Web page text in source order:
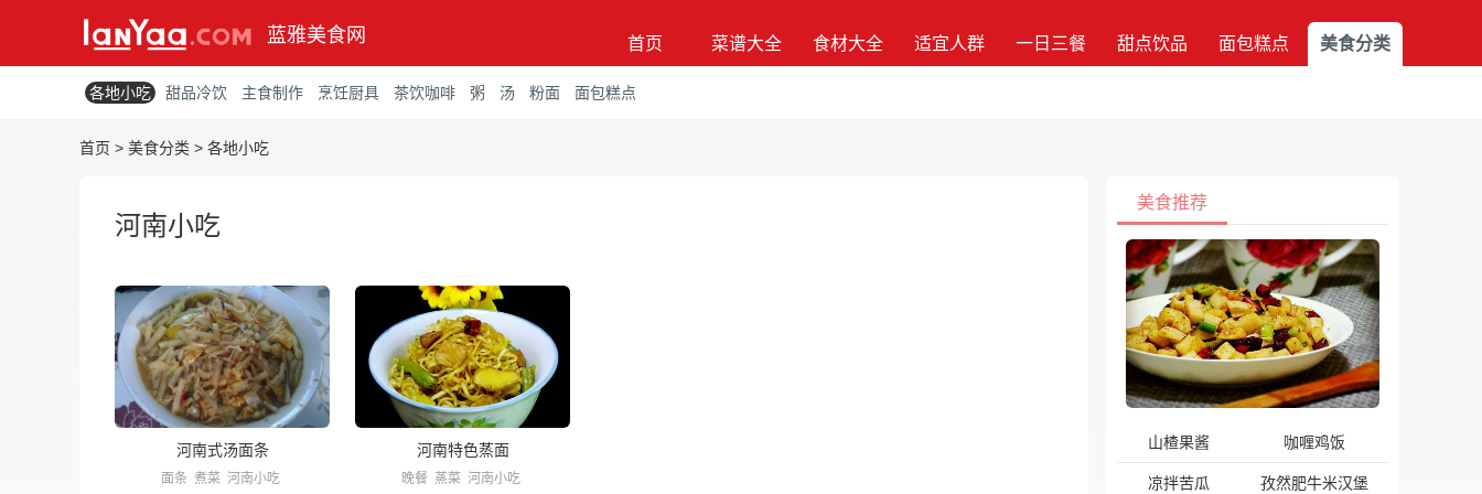
蓝雅美食网 首页 菜谱大全 食材大全 适宜人群 一日三餐 甜点饮品 面包糕点 美食分类
各地小吃 甜品冷饮 主食制作 烹饪厨具 茶饮咖啡 粥 汤 粉面 面包糕点
首页 > 美食分类 > 各地小吃
河南小吃
河南式汤面条
面条 煮菜 河南小吃
河南特色蒸面
晚餐 蒸菜 河南小吃
美食推荐
山楂果酱 咖喱鸡饭
凉拌苦瓜 孜然肥牛米汉堡